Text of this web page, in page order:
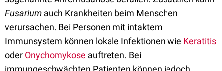
Fusarium auch Krankheiten beim Menschen
verursachen. Bei Personen mit intaktem
Immunsystem können lokale Infektionen wie Keratitis
oder Onychomykose auftreten. Bei
immungeschwächten Patienten können jedoch